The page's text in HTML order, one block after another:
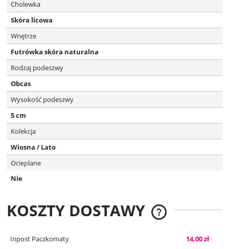
Cholewka
Skóra licowa
Wnętrze
Futrówka skóra naturalna
Rodzaj podeszwy
Obcas
Wysokość podeszwy
5 cm
Kolekcja
Wiosna / Lato
Ocieplane
Nie
KOSZTY DOSTAWY
CENA NIE ZAWIERA
Inpost Paczkomaty
14,00 zł